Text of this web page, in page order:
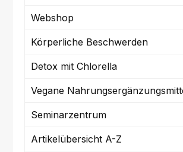
Webshop
Körperliche Beschwerden
Detox mit Chlorella
Vegane
Seminarzentrum
Artikelübersicht A-Z